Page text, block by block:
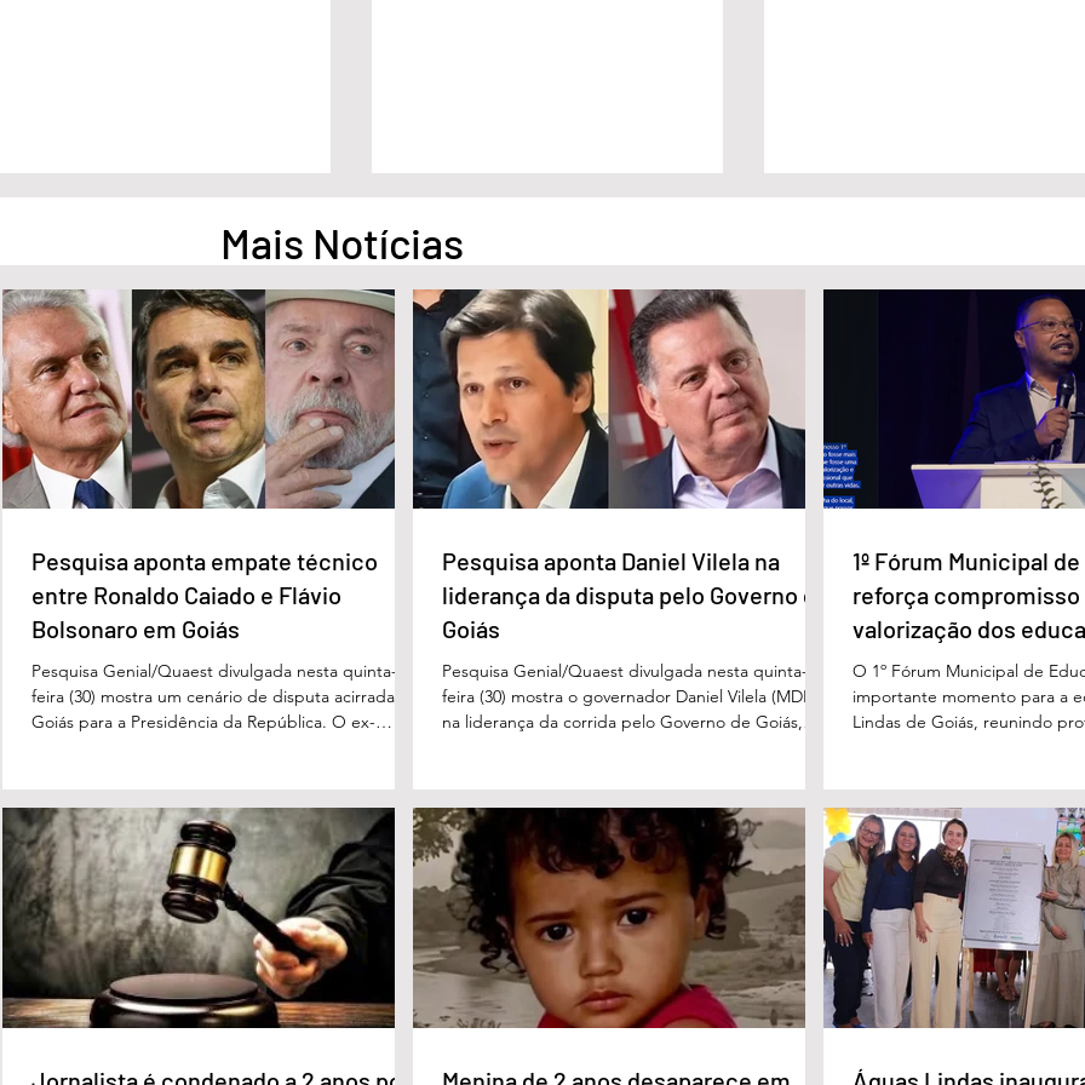
Pesquisa aponta empate
técnico entre Ronaldo Caiado
e Flávio Bolsonaro em Goiás
Pesquisa aponta Daniel Vilela
na liderança da disputa pelo
Governo de Goiás
Marido é condenado a 30 anos
por matar esposa doente a
facada em GO
Mais Notícias
Pesquisa aponta empate técnico
entre Ronaldo Caiado e Flávio
Bolsonaro em Goiás
Pesquisa Genial/Quaest divulgada nesta quinta-
feira (30) mostra um cenário de disputa acirrada em
Goiás para a Presidência da República. O ex-
27%. Considerando a margem de erro de três
pontos percentuais, os dois estão em empate
técnico. Na terceira colocação está o presidente
Luiz Inácio Lula da Silva (PT), com 23% das
intenções de voto. Os
Pesquisa aponta Daniel Vilela na
liderança da disputa pelo Governo de
Goiás
Pesquisa Genial/Quaest divulgada nesta quinta-
feira (30) mostra o governador Daniel Vilela (MDB)
na liderança da corrida pelo Governo de Goiás,
turno, Daniel Vilela aparece com 37% das intenções
de voto, seguido pelo ex-governador Marconi
Perillo (PSDB), com 21%. Em seguida estão Wilder
Morais (PL), com 11%, Luis Cesar Bueno (PT), com
3%, e
1º Fórum Municipal
reforça compromisso
valorização dos
Águas Lindas
O 1º Fórum Municipal de
importante momento para a
Lindas de Goiás, reunindo
um papel fundamental na
gerações. Durante o evento,
de Educação, Denildson
fórum nasceu do desejo de
educadores muito mais do